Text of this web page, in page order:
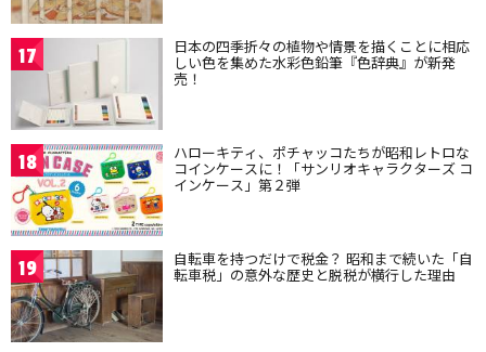
17 日本の四季折々の植物や情景を描くことに相応
しい色を集めた水彩色鉛筆『色辞典』が新発
売！
18 ハローキティ、ポチャッコたちが昭和レトロな
コインケースに！「サンリオキャラクターズ コ
インケース」第２弾
19 自転車を持つだけで税金？ 昭和まで続いた「自
転車税」の意外な歴史と脱税が横行した理由